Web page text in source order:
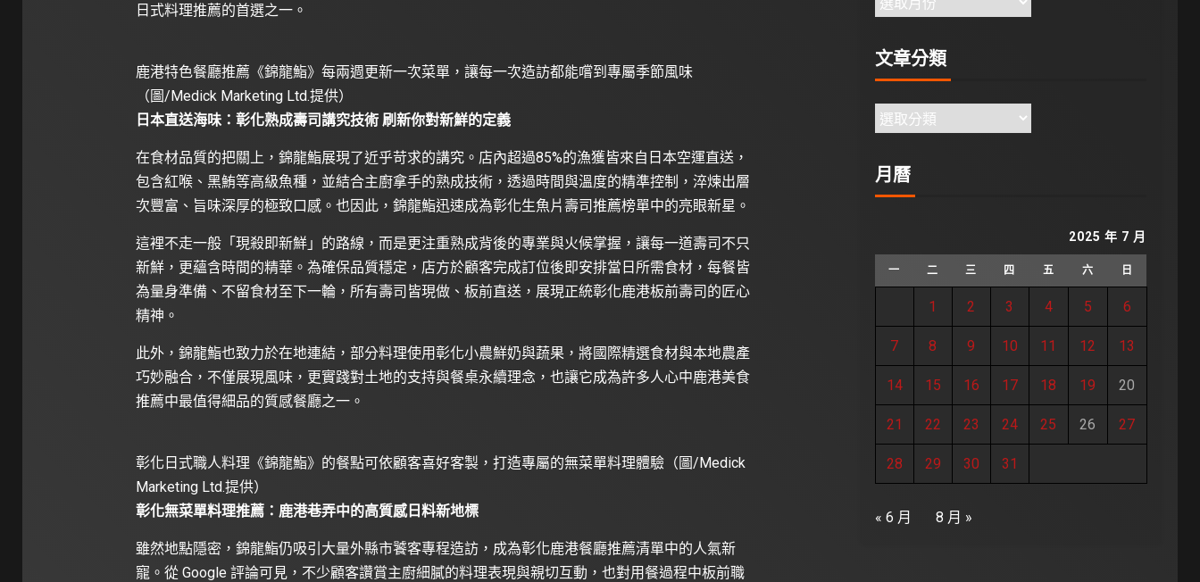
日式料理推薦的首選之一。
鹿港特色餐廳推薦《錦龍鮨》每兩週更新一次菜單，讓每一次造訪都能嚐到專屬季節風味
（圖/Medick Marketing Ltd.提供）
日本直送海味：彰化熟成壽司講究技術 刷新你對新鮮的定義
在食材品質的把關上，錦龍鮨展現了近乎苛求的講究。店內超過85%的漁獲皆來自日本空運直送，
包含紅喉、黑鮪等高級魚種，並結合主廚拿手的熟成技術，透過時間與溫度的精準控制，淬煉出層
次豐富、旨味深厚的極致口感。也因此，錦龍鮨迅速成為彰化生魚片壽司推薦榜單中的亮眼新星。
這裡不走一般「現殺即新鮮」的路線，而是更注重熟成背後的專業與火候掌握，讓每一道壽司不只
新鮮，更蘊含時間的精華。為確保品質穩定，店方於顧客完成訂位後即安排當日所需食材，每餐皆
為量身準備、不留食材至下一輪，所有壽司皆現做、板前直送，展現正統彰化鹿港板前壽司的匠心
精神。
此外，錦龍鮨也致力於在地連結，部分料理使用彰化小農鮮奶與蔬果，將國際精選食材與本地農產
巧妙融合，不僅展現風味，更實踐對土地的支持與餐桌永續理念，也讓它成為許多人心中鹿港美食
推薦中最值得細品的質感餐廳之一。
彰化日式職人料理《錦龍鮨》的餐點可依顧客喜好客製，打造專屬的無菜單料理體驗（圖/Medick
Marketing Ltd.提供）
彰化無菜單料理推薦：鹿港巷弄中的高質感日料新地標
雖然地點隱密，錦龍鮨仍吸引大量外縣市饕客專程造訪，成為彰化鹿港餐廳推薦清單中的人氣新
寵。從 Google 評論可見，不少顧客讚賞主廚細膩的料理表現與親切互動，也對用餐過程中板前職
文章分類
月曆
2025 年 7 月
一 二 三 四 五 六 日
1 2 3 4 5 6
7 8 9 10 11 12 13
14 15 16 17 18 19 20
21 22 23 24 25 26 27
28 29 30 31
« 6 月 8 月 »